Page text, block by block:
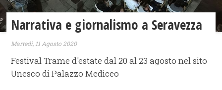
Narrativa e giornalismo a Seravezza
Martedì, 11 Agosto 2020
Festival Trame d'estate dal 20 al 23 agosto nel sito
Unesco di Palazzo Mediceo